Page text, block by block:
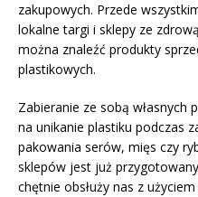
zakupowych. Przede
lokalne targi i sklepy ze
można znaleźć produkty
plastikowych.
Zabieranie ze sobą
na unikanie plastiku podczas
pakowania serów, mięs czy
sklepów jest już
chętnie obsłuży nas z